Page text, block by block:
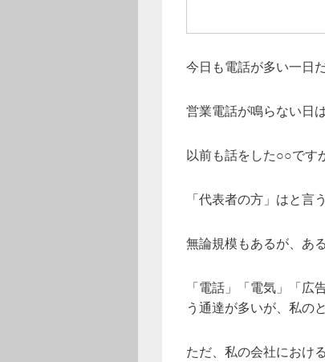
今日も電話が多い一日
営業電話が鳴らない日
以前も話をした○○です
「代表者の方」はと言
無論規模もあるが、あ
「電話」「電気」「
う通達が多いが、私の
ただ、私の会社におけ